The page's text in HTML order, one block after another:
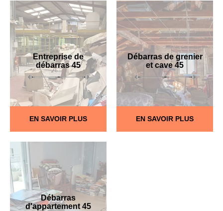
Entreprise de
débarras 45
EN SAVOIR PLUS
Débarras de grenier
et cave 45
EN SAVOIR PLUS
Débarras
d'appartement 45